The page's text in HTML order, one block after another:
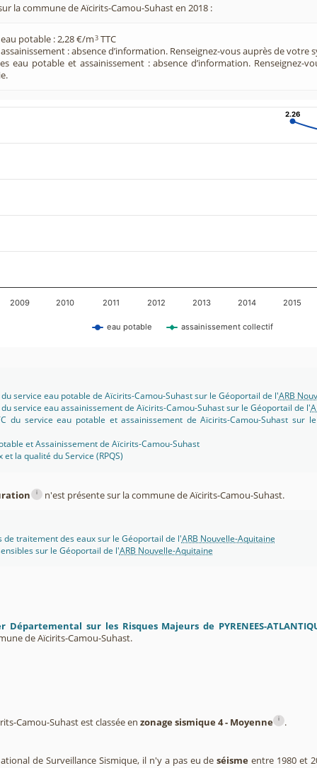
la commune de Aïcirits-Camou-Suhast en 2018 :
potable : 2,28 €/m3 TTC
: absence d’information. Renseignez-vous auprès de votre
eau potable et assainissement : absence d’information. Renseignez-
2.26
2.26
eau potable assainissement collectif
2009 2010 2011 2012 2013 2014 2015
service eau potable de Aïcirits-Camou-Suhast sur le Géoportail de l'ARB
service eau assainissement de Aïcirits-Camou-Suhast sur le Géoportail de l'
du service eau potable et assainissement de Aïcirits-Camou-Suhast sur
et Assainissement de Aïcirits-Camou-Suhast
la qualité du Service (RPQS)
i n'est présente sur la commune de Aïcirits-Camou-Suhast.
de traitement des eaux sur le Géoportail de l'ARB Nouvelle-Aquitaine
sur le Géoportail de l'ARB Nouvelle-Aquitaine
Départemental sur les Risques Majeurs de PYRENEES-
de Aïcirits-Camou-Suhast.
Camou-Suhast est classée en zonage sismique 4 - Moyenne i .
de Surveillance Sismique, il n'y a pas eu deséisme entre 1980 et